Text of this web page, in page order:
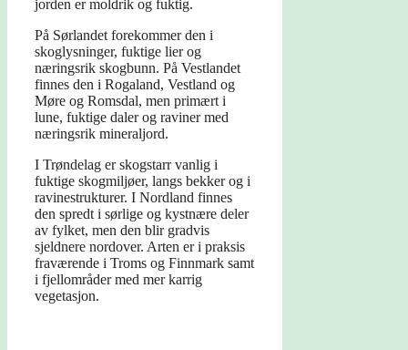
jorden er moldrik og fuktig.
På Sørlandet forekommer den i
skoglysninger, fuktige lier og
næringsrik skogbunn. På Vestlandet
finnes den i Rogaland, Vestland og
Møre og Romsdal, men primært i
lune, fuktige daler og raviner med
næringsrik mineraljord.
I Trøndelag er skogstarr vanlig i
fuktige skogmiljøer, langs bekker og i
ravinestrukturer. I Nordland finnes
den spredt i sørlige og kystnære deler
av fylket, men den blir gradvis
sjeldnere nordover. Arten er i praksis
fraværende i Troms og Finnmark samt
i fjellområder med mer karrig
vegetasjon.